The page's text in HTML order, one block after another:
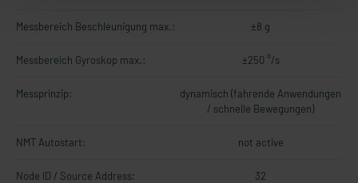
Messbereich Beschleunigung max.: ±8 g
Messbereich Gyroskop max.: ±250 °/s
Messprinzip:
dynamisch (fahrende Anwendungen
/ schnelle Bewegungen)
NMT Autostart: not active
Node ID / Source Address: 32